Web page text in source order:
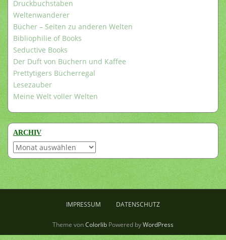
Druckbuchstaben
Weltenwanderer
Bücher – Seiten zu anderen Welten
Bibliophilie of Books
Seductive Books
Der Duft von Büchern und Kaffee
Prettytigers Bücherregal
Lesezauber
Meine Welt voller Welten
ARCHIV
Archiv
IMPRESSUM DATENSCHUTZ
Theme vonColorlib Powered byWordPress